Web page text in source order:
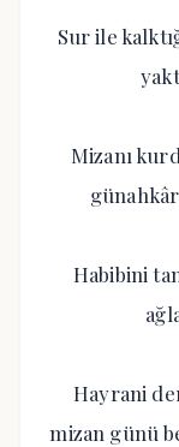
Sur ile
Mizanı
Habibini
Hayrani
mizan günü